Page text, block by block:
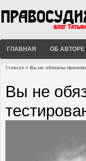
ГЛАВНАЯ ОБ АВТОРЕ
Главная » Вы не обязаны
Вы не